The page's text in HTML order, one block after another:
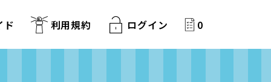
ド 利用規約 ログイン 0